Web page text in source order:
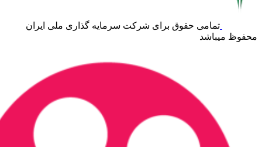
تمامی حقوق برای شرکت سرمایه گذاری ملی ایران
محفوظ میباشد